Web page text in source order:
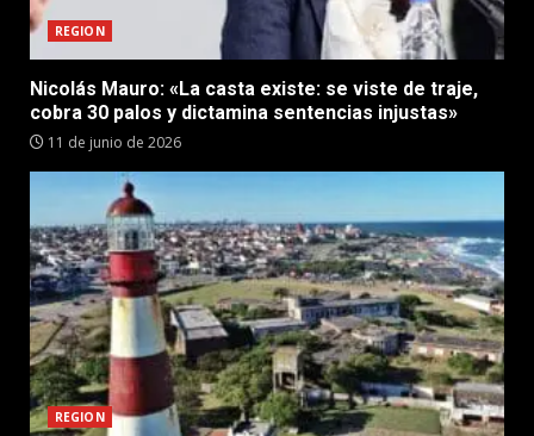
REGION
Nicolás Mauro: «La casta existe: se viste de traje,
cobra 30 palos y dictamina sentencias injustas»
11 de junio de 2026
REGION